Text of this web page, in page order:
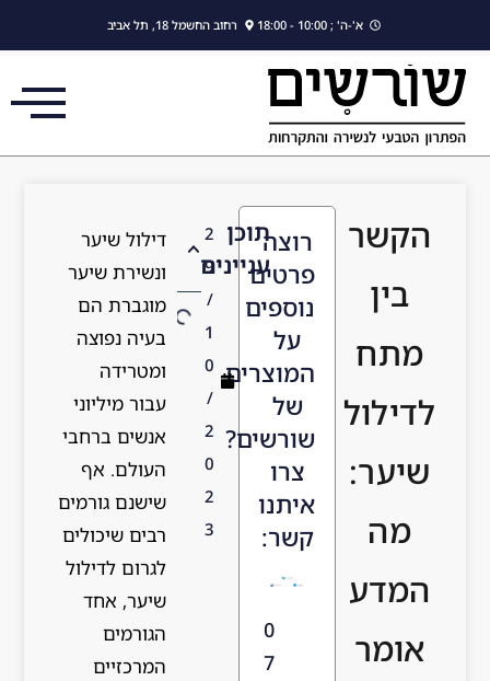
א'-ה' ; 10:00 - 18:00 רחוב החשמל 18, תל אביב
הקשר
בין
מתח
לדילול
שיער:
מה
המדע
אומר
רוצה
פרטים
נוספים
על
המוצרים
של
שורשים?
צרו
איתנו
קשר:
0
7
2
9
/
1
0
/
2
0
2
3
תוכן
עניינים
דילול שיער
ונשירת שיער
מוגברת הם
בעיה נפוצה
ומטרידה
עבור מיליוני
אנשים ברחבי
העולם. אף
שישנם גורמים
רבים שיכולים
לגרום לדילול
שיער, אחד
הגורמים
המרכזיים